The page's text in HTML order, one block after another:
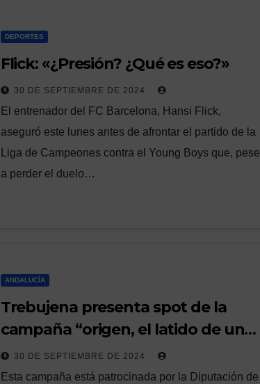
DEPORTES
Flick: «¿Presión? ¿Qué es eso?»
30 DE SEPTIEMBRE DE 2024
El entrenador del FC Barcelona, Hansi Flick,
aseguró este lunes antes de afrontar el partido de la
Liga de Campeones contra el Young Boys que, pese
a perder el duelo…
ANDALUCÍA
Trebujena presenta spot de la
campaña “origen, el latido de un
lugar único”
30 DE SEPTIEMBRE DE 2024
Esta campaña está patrocinada por la Diputación de